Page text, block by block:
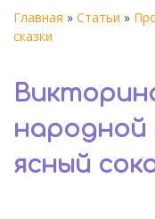
Главная » Статьи »
сказки
народной
ясный